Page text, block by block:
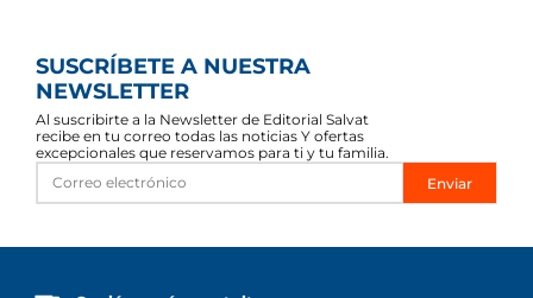
SUSCRÍBETE A NUESTRA
NEWSLETTER
Al suscribirte a la Newsletter de Editorial Salvat
recibe en tu correo todas las noticias Y ofertas
excepcionales que reservamos para ti y tu familia.
Enviar